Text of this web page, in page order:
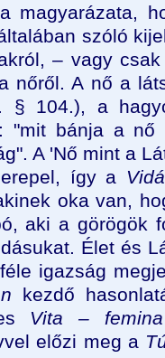
magyarázata,
szóló
– vagy
nőről. A nő a
§ 104.), a
"mit bánja a
A 'Nő mint a
így a
oka van,
aki a görögök
Élet és
igazság
kezdő
Vita – femina
előzi meg a